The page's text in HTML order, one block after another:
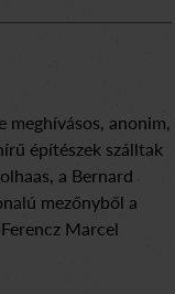
meghívásos, anonim,
építészek szálltak
a Bernard
mezőnyből a
Marcel